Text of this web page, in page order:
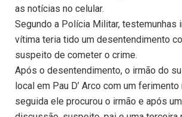
as notícias no celular.
Segundo a Polícia Militar, testemunhas
vítima teria tido um desentendimento
suspeito de cometer o crime.
Após o desentendimento, o irmão do
local em Pau D’ Arco com um ferimento
seguida ele procurou o irmão e após